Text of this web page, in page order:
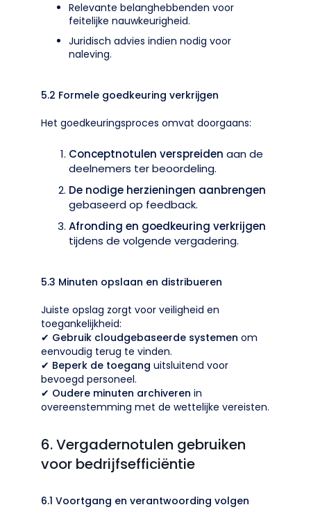
Relevante belanghebbenden voor
feitelijke nauwkeurigheid.
Juridisch advies indien nodig voor
naleving.
5.2 Formele goedkeuring verkrijgen
Het goedkeuringsproces omvat doorgaans:
Conceptnotulen verspreiden aan de
deelnemers ter beoordeling.
De nodige herzieningen aanbrengen
gebaseerd op feedback.
Afronding en goedkeuring verkrijgen
tijdens de volgende vergadering.
5.3 Minuten opslaan en distribueren
Juiste opslag zorgt voor veiligheid en
toegankelijkheid:
✔ Gebruik cloudgebaseerde systemen om
eenvoudig terug te vinden.
✔ Beperk de toegang uitsluitend voor
bevoegd personeel.
✔ Oudere minuten archiveren in
overeenstemming met de wettelijke vereisten.
6. Vergadernotulen gebruiken
voor bedrijfsefficiëntie
6.1 Voortgang en verantwoording volgen